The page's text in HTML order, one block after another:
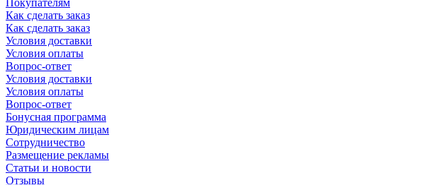
Покупателям
Как сделать заказ
Как сделать заказ
Условия доставки
Условия оплаты
Вопрос-ответ
Условия доставки
Условия оплаты
Вопрос-ответ
Бонусная программа
Юридическим лицам
Сотрудничество
Размещение рекламы
Статьи и новости
Отзывы